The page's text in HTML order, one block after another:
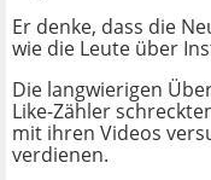
Er denke, dass die
wie die Leute über
Die langwierigen
Like-Zähler
mit ihren Videos
verdienen.